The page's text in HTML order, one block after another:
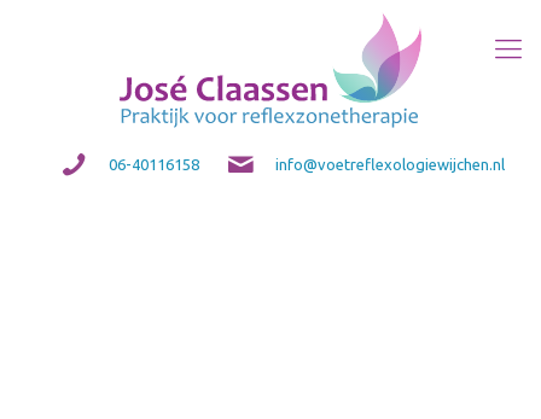
06-40116158 info@voetreflexologiewijchen.nl